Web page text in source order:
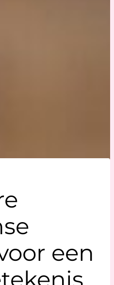
een